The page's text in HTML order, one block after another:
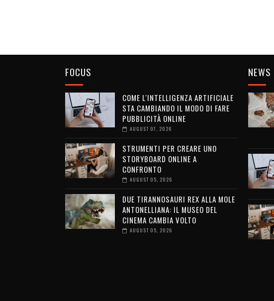
FOCUS
COME L'INTELLIGENZA ARTIFICIALE
STA CAMBIANDO IL MODO DI FARE
PUBBLICITÀ ONLINE
AUGUST 07, 2026
STRUMENTI PER CREARE UNO
STORYBOARD ONLINE A
CONFRONTO
AUGUST 05, 2026
DUE TIRANNOSAURI REX ALLA MOLE
ANTONELLIANA: IL MUSEO DEL
CINEMA CAMBIA VOLTO
AUGUST 05, 2026
NEWS